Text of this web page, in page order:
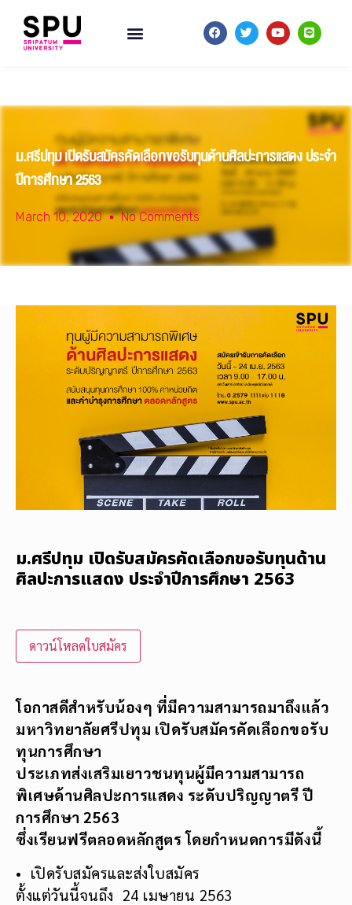
ม.ศรีปทุม เปิดรับสมัครคัดเลือกขอรับทุนด้านศิลปะการแสดง ประจำ
ปีการศึกษา 2563
March 10, 2020 No Comments
ม.ศรีปทุม เปิดรับสมัครคัดเลือกขอรับทุนด้าน
ศิลปะการแสดง ประจำปีการศึกษา 2563
โอกาสดีสำหรับน้องๆ ที่มีความสามารถมาถึงแล้ว
มหาวิทยาลัยศรีปทุม เปิดรับสมัครคัดเลือกขอรับ
ทุนการศึกษา
ประเภทส่งเสริมเยาวชนทุนผู้มีความสามารถ
พิเศษด้านศิลปะการแสดง ระดับปริญญาตรี ปี
การศึกษา 2563
ซึ่งเรียนฟรีตลอดหลักสูตร โดยกำหนดการมีดังนี้
• เปิดรับสมัครและส่งใบสมัคร
ตั้งแต่วันนี้จนถึง 24 เมษายน 2563